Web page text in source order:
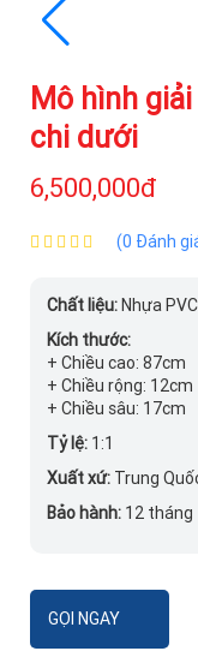
Mô hình
chi dưới
6,500,000đ
(0 Đánh
Chất liệu: Nhựa
Kích thước:
+ Chiều cao: 87cm
+ Chiều rộng: 12cm
+ Chiều sâu: 17cm
Tỷ lệ: 1:1
Xuất xứ: Trung
Bảo hành: 12 tháng
GỌI NGAY